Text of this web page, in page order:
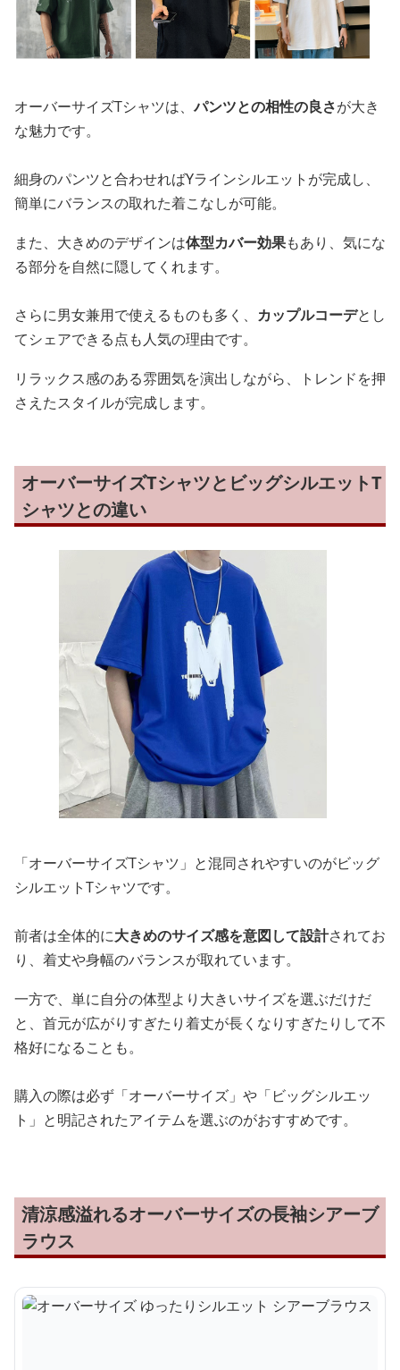
オーバーサイズTシャツは、パンツとの相性の良さが大き
な魅力です。
細身のパンツと合わせればYラインシルエットが完成し、
簡単にバランスの取れた着こなしが可能。
また、大きめのデザインは体型カバー効果もあり、気にな
る部分を自然に隠してくれます。
さらに男女兼用で使えるものも多く、 カップルコーデとし
てシェアできる点も人気の理由です。
リラックス感のある雰囲気を演出しながら、トレンドを押
さえたスタイルが完成します。
オーバーサイズTシャツとビッグシルエットT
シャツとの違い
「オーバーサイズTシャツ」と混同されやすいのがビッグ
シルエットTシャツです。
前者は全体的に大きめのサイズ感を意図して設計されてお
り、着丈や身幅のバランスが取れています。
一方で、単に自分の体型より大きいサイズを選ぶだけだ
と、首元が広がりすぎたり着丈が長くなりすぎたりして不
格好になることも。
購入の際は必ず「オーバーサイズ」や「ビッグシルエッ
ト」と明記されたアイテムを選ぶのがおすすめです。
清涼感溢れるオーバーサイズの長袖シアーブ
ラウス